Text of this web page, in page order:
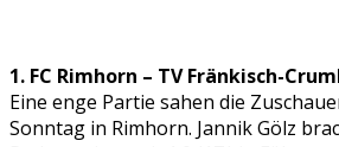
1. FC Rimhorn – TV Fränkisch-
Eine enge Partie sahen die
Sonntag in Rimhorn. Jannik Gölz